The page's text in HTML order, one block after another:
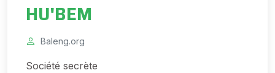
HU'BEM
Baleng.org
Société secrète